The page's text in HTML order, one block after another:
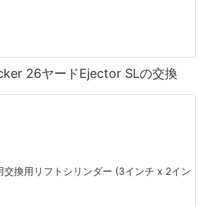
26ヤードEjector SLの交換